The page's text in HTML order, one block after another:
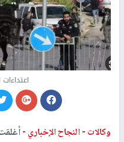
وكالات -النجاح الإخباري -